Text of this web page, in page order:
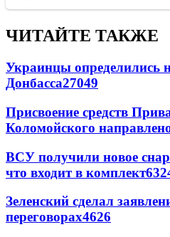
ЧИТАЙТЕ ТАКЖЕ
Украинцы определились
Донбасса27049
Присвоение средств
Коломойского
ВСУ получили новое
что входит в комплект
Зеленский сделал
переговорах4626